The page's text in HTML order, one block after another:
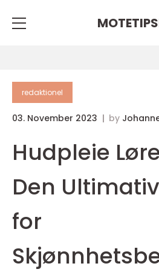
redaktionel
03. November 2023 by
Hudpleie
Den
for